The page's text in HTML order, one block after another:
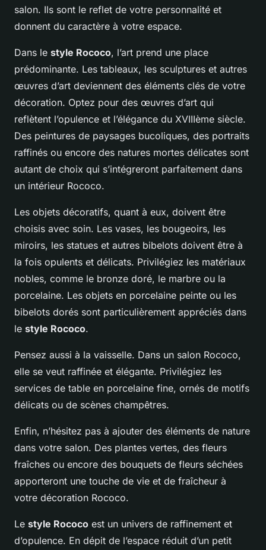
salon. Ils sont le reflet de votre personnalité et
donnent du caractère à votre espace.
Dans le style Rococo, l’art prend une place
prédominante. Les tableaux, les sculptures et autres
œuvres d’art deviennent des éléments clés de votre
décoration. Optez pour des œuvres d’art qui
reflètent l’opulence et l’élégance du XVIIIème siècle.
Des peintures de paysages bucoliques, des portraits
raffinés ou encore des natures mortes délicates sont
autant de choix qui s’intégreront parfaitement dans
un intérieur Rococo.
Les objets décoratifs, quant à eux, doivent être
choisis avec soin. Les vases, les bougeoirs, les
miroirs, les statues et autres bibelots doivent être à
la fois opulents et délicats. Privilégiez les matériaux
nobles, comme le bronze doré, le marbre ou la
porcelaine. Les objets en porcelaine peinte ou les
bibelots dorés sont particulièrement appréciés dans
le style Rococo.
Pensez aussi à la vaisselle. Dans un salon Rococo,
elle se veut raffinée et élégante. Privilégiez les
services de table en porcelaine fine, ornés de motifs
délicats ou de scènes champêtres.
Enfin, n’hésitez pas à ajouter des éléments de nature
dans votre salon. Des plantes vertes, des fleurs
fraîches ou encore des bouquets de fleurs séchées
apporteront une touche de vie et de fraîcheur à
votre décoration Rococo.
Le style Rococo est un univers de raffinement et
d’opulence. En dépit de l’espace réduit d’un petit